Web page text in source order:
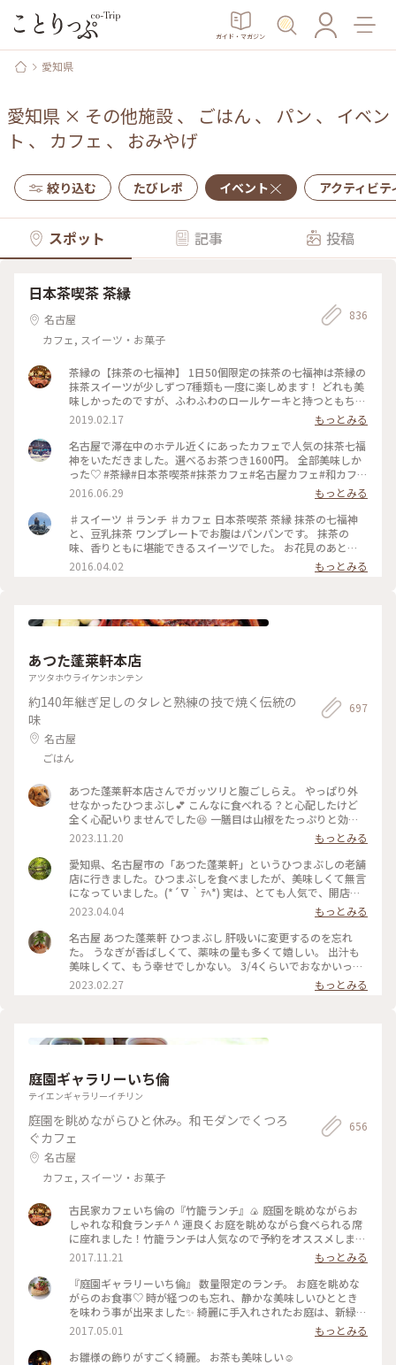
ガイド・マガジン
愛知県
愛知県 × その他施設、 ごはん 、 パン 、 イベン
ト 、 カフェ 、 おみやげ
絞り込む たびレポ イベント アクティビテ
スポット 記事 投稿
日本茶喫茶 茶縁
名古屋
カフェ, スイーツ・お菓子
836
茶縁の【抹茶の七福神】 1日50個限定の抹茶の七福神は茶縁の
抹茶スイーツが少しずつ7種類も一度に楽しめます！ どれも美
味しかったのですが、ふわふわのロールケーキと持つともちー
んと垂れる大福がおススメ✨ 現在は工事中で３月からリニュー
アルオープンするらしいです☺️ #名古屋 #茶縁 #カフェ #抹茶
スイーツ
2019.02.17
もっとみる
名古屋で滞在中のホテル近くにあったカフェで人気の抹茶七福
神をいただきました。選べるお茶つき1600円。 全部美味しか
った♡ #茶縁#日本茶喫茶#抹茶カフェ#名古屋カフェ#和カフェ
#車道#千種
2016.06.29
もっとみる
♯スイーツ ♯ランチ ♯カフェ 日本茶喫茶 茶縁 抹茶の七福神
と、豆乳抹茶 ワンプレートでお腹はパンパンです。 抹茶の
味、香りともに堪能できるスイーツでした。 お花見のあと
に……どうですか？
2016.04.02 もっとみる
あつた蓬莱軒本店
アツタホウライケンホンテン
約140年継ぎ足しのタレと熟練の技で焼く伝統の
味
名古屋
ごはん
697
あつた蓬莱軒本店さんでガッツリと腹ごしらえ。 やっぱり外
せなかったひつまぶし💕 こんなに食べれる？と心配したけど
全く心配いりませんでした😆 一膳目は山椒をたっぷりと効か
せてそのまま。 二膳目はネギと海苔を効かせて。 三膳目はお
出汁をかけて薬味もたっぷりワサビをツンとくるほどに。 私
はこれが一番好き😋 夜に向けて準備はオッケイ。お腹いっぱ
い❣️ #私のことりっぷ旅 #ひつまぶし #名古屋
2023.11.20
もっとみる
愛知県、名古屋市の「あつた蓬莱軒」というひつまぶしの老舗
店に行きました。ひつまぶしを食べましたが、美味しくて無言
になっていました。(*´∇｀ﾃﾍ*) 実は、とても人気で、開店前
に行ったのですが、行列がすごくて、11:50からの昼食になり
ました。🍴٩( 'ω' )و ｵｲｼｽｷﾞﾃﾔﾊﾞｲ！！ 3枚目の写真は、メニュ
ーの初めのページを写しています。2膳目で、海苔・わさび・
ねぎを乗せて食べたら、、、（なんとなく想像つきますよね？
(*･ω･ﾉ） また来たいですし、皆さんも是非機会があれば寄っ
て見てくださいね！！(^-^) #私のことりっぷ旅 #ひつまぶし#
あつた蓬莱軒 ☆次は白川郷を投稿します！お楽しみに！！
2023.04.04
もっとみる
名古屋 あつた蓬莱軒 ひつまぶし 肝吸いに変更するのを忘れ
た。 うなぎが香ばしくて、薬味の量も多くて嬉しい。 出汁も
美味しくて、もう幸せでしかない。 3/4くらいでおなかいっぱ
いになった。
2023.02.27 もっとみる
庭園ギャラリーいち倫
テイエンギャラリーイチリン
庭園を眺めながらひと休み。和モダンでくつろ
ぐカフェ
名古屋
カフェ, スイーツ・お菓子
656
古民家カフェいち倫の『竹籠ランチ』🍙 庭園を眺めながらお
しゃれな和食ランチ^ ^ 運良くお庭を眺めながら食べられる席
に座れました！竹籠ランチは人気なので予約をオススメします
😊 #カフェ #古民家カフェ #覚王山 #ランチ #和食ランチ #日本
庭園 #ことりっぷ愛知
2017.11.21
もっとみる
『庭園ギャラリーいち倫』 数量限定のランチ。 お庭を眺めな
がらのお食事♡ 時が経つのも忘れ、静かな美味しいひととき
を味わう事が出来ました✨ 綺麗に手入れされたお庭は、新緑が
美しく藤やつつじが咲いていました🌸 お庭を散策することも
できるんですよ❣️ #歩く#かおる#わたしの街#名古屋#覚王山 #
庭園#いち倫#ランチ#古民家#さんぽ #数量限定
2017.05.01
もっとみる
お雛様の飾りがすごく綺麗。 お茶も美味しい☺️